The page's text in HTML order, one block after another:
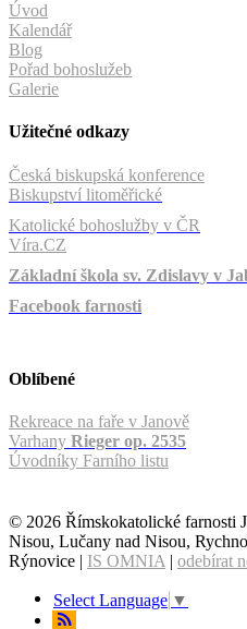
Úvod
Kalendář
Blog
Pořad bohoslužeb
Galerie
Užitečné odkazy
Česká biskupská konference
Biskupství litoměřické
Katolické bohoslužby v ČR
Víra.CZ
Základní škola sv. Zdislavy v
Facebook farnosti
Oblíbené
Rekreace na faře v Janově
Varhany Rieger op. 2535
Úvodníky Farního listu
© 2026 Římskokatolické farnosti
Nisou, Lučany nad Nisou,
Rýnovice | IS OMNIA | odebírat
Select Language ▼